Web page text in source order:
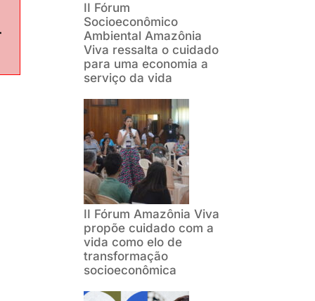
II Fórum
Socioeconômico
Ambiental Amazônia
Viva ressalta o cuidado
para uma economia a
serviço da vida
II Fórum Amazônia Viva
propõe cuidado com a
vida como elo de
transformação
socioeconômica